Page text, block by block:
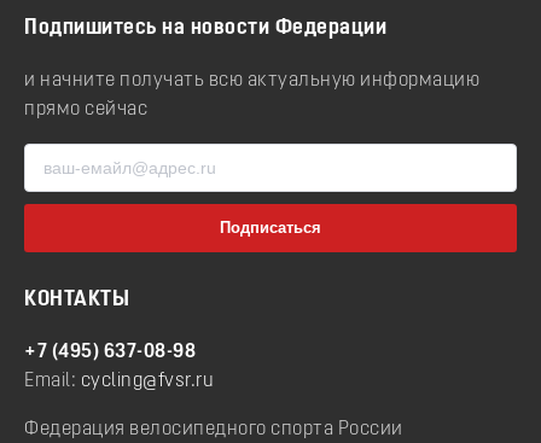
Подпишитесь на новости Федерации
и начните получать всю актуальную информацию
прямо сейчас
КОНТАКТЫ
+7 (495) 637-08-98
Email: cycling@fvsr.ru
Федерация велосипедного спорта России